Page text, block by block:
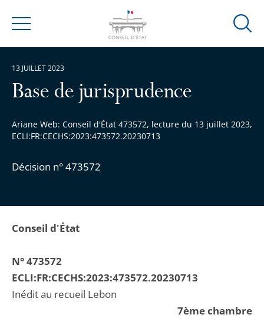
Menu
Ouvrir
Base de jurisprudence
Ariane Web: Conseil d'État 473572, lecture du 13 juillet 2023,
ECLI:FR:CECHS:2023:473572.20230713
Décision n° 473572
13 JUILLET 2023
Conseil d'État
N° 473572
ECLI:FR:CECHS:2023:473572.20230713
Inédit au recueil Lebon
7ème chambre